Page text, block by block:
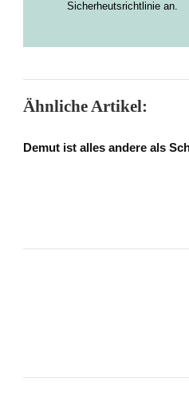
Sicherheutsrichtlinie an.
Ähnliche Artikel:
Demut ist alles andere als